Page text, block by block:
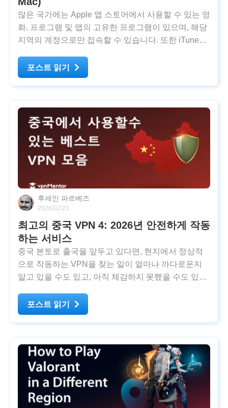
많은 국가에는 Apple 앱 스토어에서 사용할 수 있는 영
화, 프로그램 및 앱의 고유한 프로그램이 있으며, 해당
지역의 계정으로만 접속할 수 있습니다. 또한 iTunes
다. VPN은 사용자의 위치를 숨겨 지역 차단을 우회하
여 원하는 앱 및 서비스를 어디서나 이용하도록
포스트 읽기
후세인 파르베즈
2026/02/21
최고의 중국 VPN 4: 2026년 안전하게 작동
하는 서비스
중국 본토로 출국을 앞두고 있다면, 현지에서 정상적
으로 작동하는 VPN을 찾는 일이 얼마나 까다로운지
알고 있을 수도 있고, 아직 체감하지 못했을 수도 있
드하지 못해, 갑자기 왓츠앱, 지메일, 인스타그램은 물
론 구글 관련 서비스 전반을 사용할 수 없게 되는
포스트 읽기